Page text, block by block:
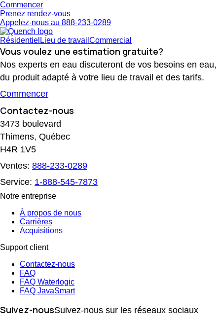
Commencer
Prenez rendez-vous
Appelez-nous au 888-233-0289
Résidentiel Lieu de travail Commercial
Vous voulez une estimation gratuite?
Nos experts en eau discuteront de vos besoins en eau,
du produit adapté à votre lieu de travail et des tarifs.
Commencer
Contactez-nous
3473 boulevard
Thimens, Québec
H4R 1V5
Ventes: 888-233-0289
Service: 1-888-545-7873
Notre entreprise
À propos de nous
Carrières
Acquisitions
Support client
Contactez-nous
FAQ
FAQ Waterlogic
FAQ JavaSmart
Suivez-nousSuivez-nous sur les réseaux sociaux